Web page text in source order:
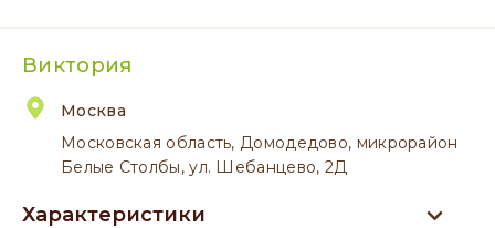
Виктория
Москва
Московская область, Домодедово, микрорайон
Белые Столбы, ул. Шебанцево, 2Д
Характеристики